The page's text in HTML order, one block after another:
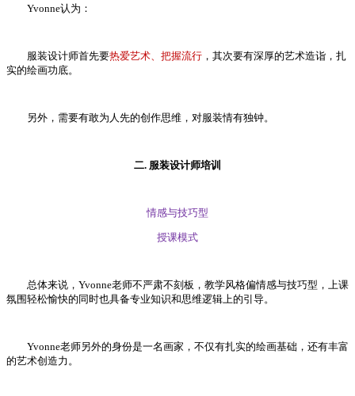
Yvonne认为：
服装设计师首先要热爱艺术、把握流行 ，其次要有深厚的艺术造诣，扎
实的绘画功底。
另外，需要有敢为人先的创作思维，对服装情有独钟。
二. 服装设计师培训
情感与技巧型
授课模式
总体来说，Yvonne老师不严肃不刻板，教学风格偏情感与技巧型，上课
氛围轻松愉快的同时也具备专业知识和思维逻辑上的引导。
Yvonne老师另外的身份是一名画家，不仅有扎实的绘画基础，还有丰富
的艺术创造力。